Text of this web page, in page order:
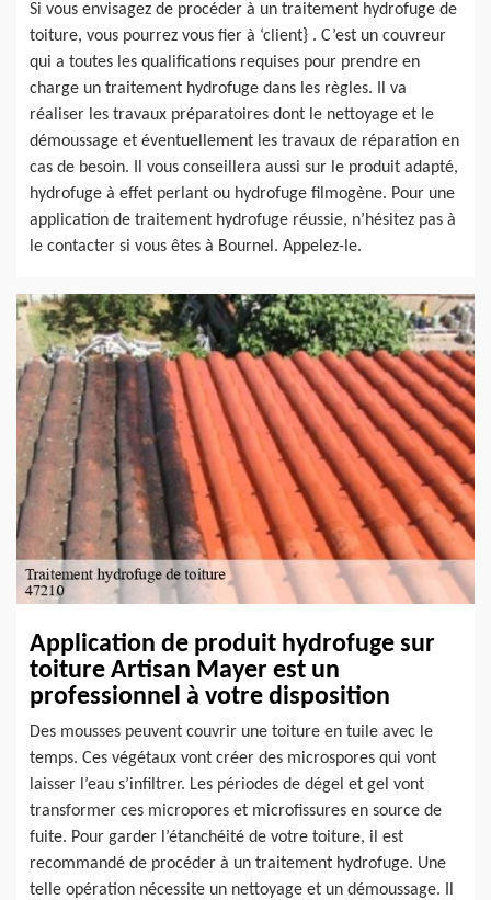
Si vous envisagez de procéder à un traitement hydrofuge de
toiture, vous pourrez vous fier à ‘client} . C’est un couvreur
qui a toutes les qualifications requises pour prendre en
charge un traitement hydrofuge dans les règles. Il va
réaliser les travaux préparatoires dont le nettoyage et le
démoussage et éventuellement les travaux de réparation en
cas de besoin. Il vous conseillera aussi sur le produit adapté,
hydrofuge à effet perlant ou hydrofuge filmogène. Pour une
application de traitement hydrofuge réussie, n’hésitez pas à
le contacter si vous êtes à Bournel. Appelez-le.
Application de produit hydrofuge sur
toiture Artisan Mayer est un
professionnel à votre disposition
Des mousses peuvent couvrir une toiture en tuile avec le
temps. Ces végétaux vont créer des microspores qui vont
laisser l’eau s’infiltrer. Les périodes de dégel et gel vont
transformer ces micropores et microfissures en source de
fuite. Pour garder l’étanchéité de votre toiture, il est
recommandé de procéder à un traitement hydrofuge. Une
telle opération nécessite un nettoyage et un démoussage. Il